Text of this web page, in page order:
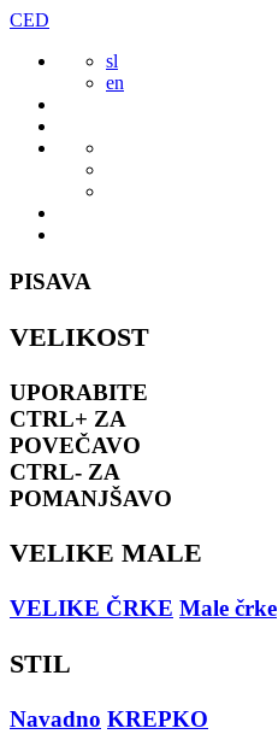
Preskoči
vsebine
CED
sl
en
PISAVA
VELIKOST
UPORABITE
CTRL+ ZA
POVEČAVO
CTRL- ZA
POMANJŠAVO
VELIKE MALE
VELIKE ČRKE Male črke
STIL
Navadno KREPKO